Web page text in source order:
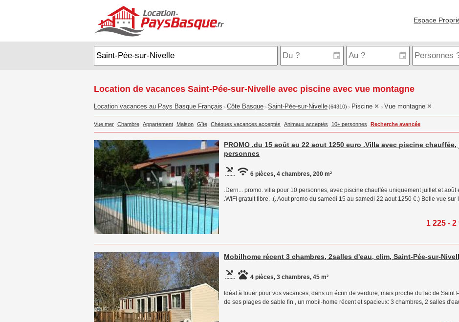
Espace
Location de vacances Saint-Pée-sur-Nivelle avec piscine avec vue montagne
Location vacances au Pays Basque Français > Côte Basque > Saint-Pée-sur-Nivelle(64310) > Piscine > Vue montagne
Vue mer Chambre Appartement Maison Gîte Chèques vacances acceptés Animaux acceptés 10+ personnes Recherche avancée
PROMO .du 15 août au 22 aout 1250 euro .Villa avec piscine
personnes
6 pièces, 4 chambres, 200 m²
.Dern... promo. villa pour 10 personnes, avec piscine chauffée uniquement juillet et août
.WIFI gratuit fibre. .(. Aout promo du samedi 15 au samedi 22 aout 1250 €.) Belle vue sur
1 225 - 2
Mobilhome récent 3 chambres, 2salles d'eau, clim, Saint-Pée-sur-
4 pièces, 3 chambres, 45 m²
Idéal à louer pour vos vacances, dans un écrin de verdure, mais proche du lac de Saint
de ses plages de sable fin , un mobil-home récent et spacieux: 3 chambres, 2 salles